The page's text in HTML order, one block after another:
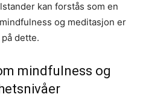
kan forstås som en
og meditasjon er
dette.
mindfulness og